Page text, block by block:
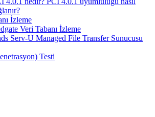
İzleme
Veri Tabanı İzleme
Serv-U Managed File Transfer Sunucusu
Testi